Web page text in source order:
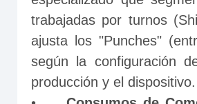
trabajadas por turnos
ajusta los "Punches"
según la configuración
producción y el dispositivo.